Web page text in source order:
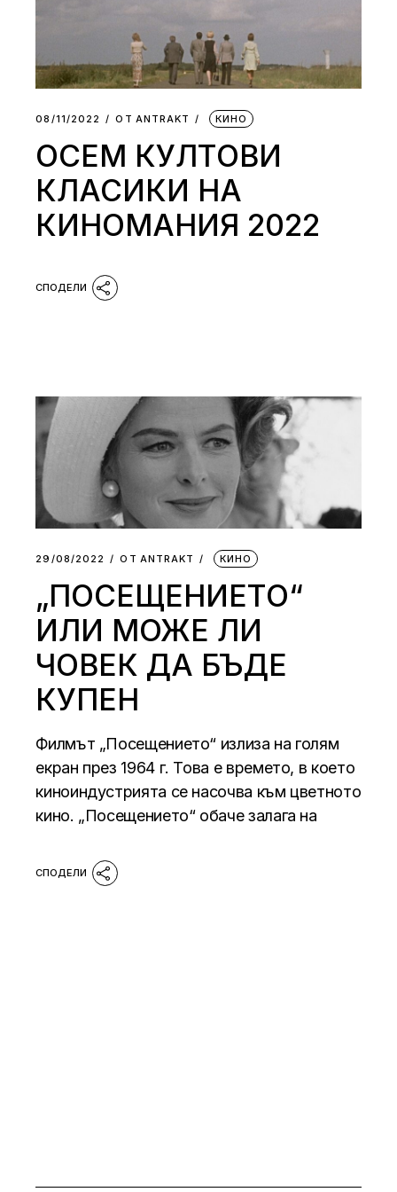
08/11/2022 ОТ АNTRAKT КИНО
ОСЕМ КУЛТОВИ
КЛАСИКИ НА
КИНОМАНИЯ 2022
29/08/2022 ОТ АNTRAKT КИНО
„ПОСЕЩЕНИЕТО“
ИЛИ МОЖЕ ЛИ
ЧОВЕК ДА БЪДЕ
КУПЕН
Филмът „Посещението“ излиза на голям
екран през 1964 г. Това е времето, в което
киноиндустрията се насочва към цветното
кино. „Посещението“ обаче залага на